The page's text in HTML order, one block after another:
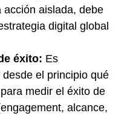
acción aislada, debe
digital global
éxito: Es
el principio qué
medir el éxito de
alcance,